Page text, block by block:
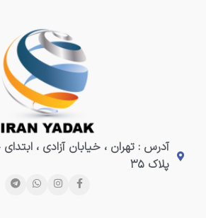
آدرس : تهران ، خیابان آزادی ،
پلاک ۳۵